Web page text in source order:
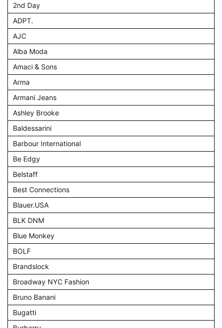
2nd Day
ADPT.
AJC
Alba Moda
Amaci & Sons
Arma
Armani Jeans
Ashley Brooke
Baldessarini
Barbour International
Be Edgy
Belstaff
Best Connections
Blauer.USA
BLK DNM
Blue Monkey
BOLF
Brandslock
Broadway NYC Fashion
Bruno Banani
Bugatti